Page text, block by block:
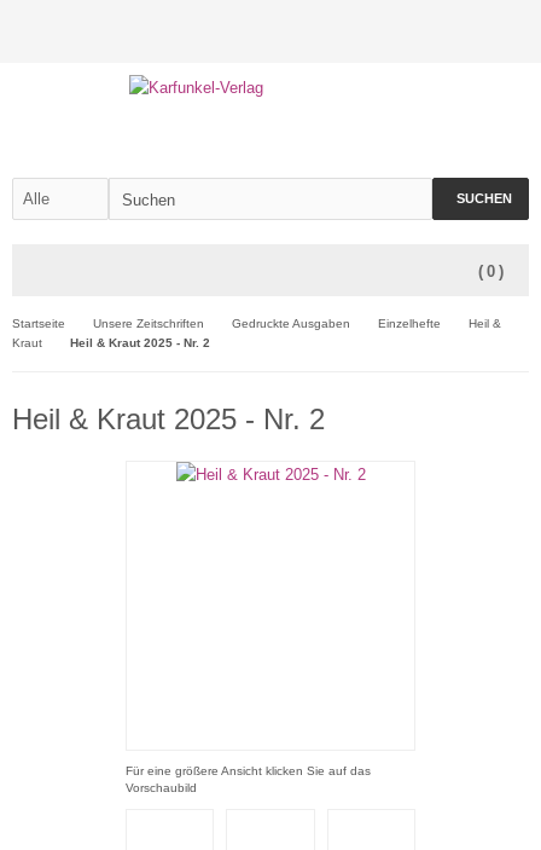
SUCHEN
( 0 )
Startseite Unsere Zeitschriften Gedruckte Ausgaben Einzelhefte
Heil &
Kraut
Heil & Kraut 2025 - Nr. 2
Heil & Kraut 2025 - Nr. 2
Für eine größere Ansicht klicken Sie auf das
Vorschaubild